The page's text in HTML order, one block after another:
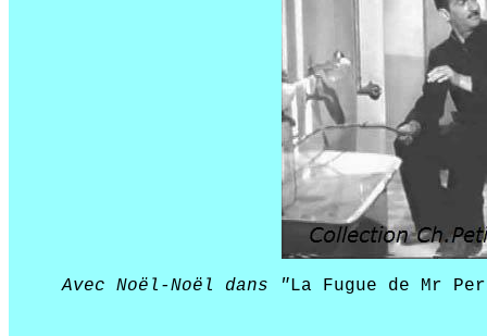
Avec Noël-Noël dans "La Fugue de Mr